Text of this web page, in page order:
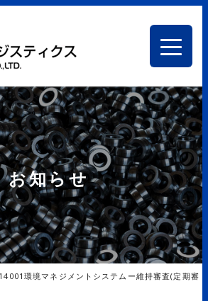
お知らせ
環境マネジメントシステムー維持審査(定期審